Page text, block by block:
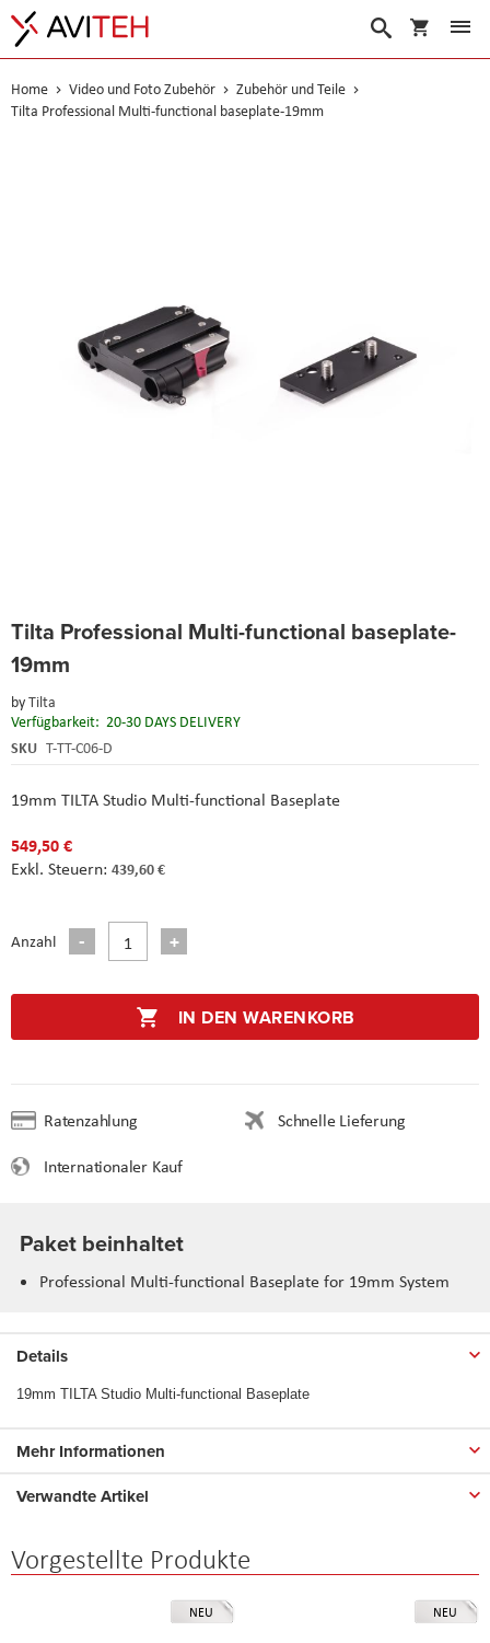
Suche
Home Video und Foto Zubehör
Zubehör und Teile
Tilta Professional Multi-functional baseplate-19mm
Tilta Professional Multi-functional baseplate-
19mm
byTilta
Verfügbarkeit: 20-30 DAYS DELIVERY
SKU T-TT-C06-D
19mm TILTA Studio Multi-functional Baseplate
549,50 €
439,60 €
Anzahl
IN DEN WARENKORB
Ratenzahlung
Schnelle Lieferung
Internationaler Kauf
to
beginning
the
images
gallery
Paket beinhaltet
Professional Multi-functional Baseplate for 19mm System
Details
19mm TILTA Studio Multi-functional Baseplate
Mehr Informationen
Verwandte Artikel
Vorgestellte Produkte
NEU NEU